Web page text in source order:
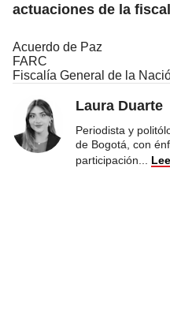
actuaciones de la
Acuerdo de Paz
FARC
Fiscalía General de la
Laura Duarte
Periodista y
de Bogotá, con
participación